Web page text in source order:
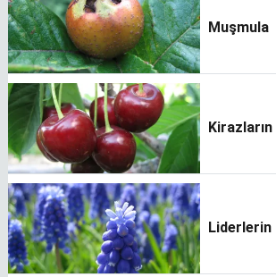
Muşmula
Kirazların
Liderlerin